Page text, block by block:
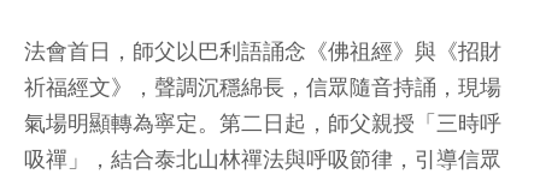
法會首日，師父以巴利語誦念《佛祖經》與《招財
祈福經文》，聲調沉穩綿長，信眾隨音持誦，現場
氣場明顯轉為寧定。第二日起，師父親授「三時呼
吸禪」，結合泰北山林禪法與呼吸節律，引導信眾